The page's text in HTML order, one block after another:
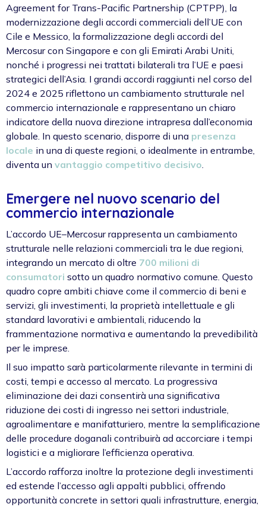
Agreement for Trans-Pacific Partnership (CPTPP), la
modernizzazione degli accordi commerciali dell’UE con
Cile e Messico, la formalizzazione degli accordi del
Mercosur con Singapore e con gli Emirati Arabi Uniti,
nonché i progressi nei trattati bilaterali tra l’UE e paesi
strategici dell’Asia. I grandi accordi raggiunti nel corso del
2024 e 2025 riflettono un cambiamento strutturale nel
commercio internazionale e rappresentano un chiaro
indicatore della nuova direzione intrapresa dall’economia
globale. In questo scenario, disporre di una presenza
locale in una di queste regioni, o idealmente in entrambe,
diventa un vantaggio competitivo decisivo
Emergere nel nuovo scenario del
commercio internazionale
L’accordo UE–Mercosur rappresenta un cambiamento
strutturale nelle relazioni commerciali tra le due regioni,
integrando un mercato di oltre 700 milioni di
consumatori sotto un quadro normativo comune. Questo
quadro copre ambiti chiave come il commercio di beni e
servizi, gli investimenti, la proprietà intellettuale e gli
standard lavorativi e ambientali, riducendo la
frammentazione normativa e aumentando la prevedibilità
per le imprese.
Il suo impatto sarà particolarmente rilevante in termini di
costi, tempi e accesso al mercato. La progressiva
eliminazione dei dazi consentirà una significativa
riduzione dei costi di ingresso nei settori industriale,
agroalimentare e manifatturiero, mentre la semplificazione
delle procedure doganali contribuirà ad accorciare i tempi
logistici e a migliorare l’efficienza operativa.
L’accordo rafforza inoltre la protezione degli investimenti
ed estende l’accesso agli appalti pubblici, offrendo
opportunità concrete in settori quali infrastrutture, energia,